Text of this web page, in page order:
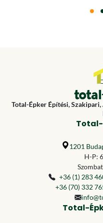
Total-Épker Építési,
Total-
1201
H-P:
+36 (1) 283
+36 (70) 332
Total-